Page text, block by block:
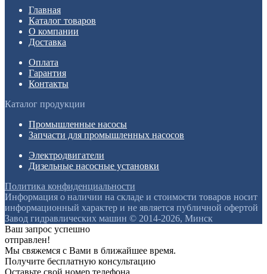
Главная
Каталог товаров
О компании
Доставка
Оплата
Гарантия
Контакты
Каталог продукции
Промышленные насосы
Запчасти для промышленных насосов
Электродвигатели
Дизельные насосные установки
Политика конфиденциальности
Информация о наличии на складе и стоимости товаров носит
информационный характер и не является публичной офертой
Завод гидравлических машин © 2014-2026, Минск
Ваш запрос успешно
отправлен!
Мы свяжемся с Вами в ближайшее время.
Получите бесплатную консультацию
Оставьте свой номер телефона